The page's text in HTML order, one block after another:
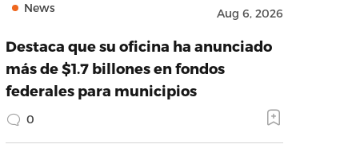
News Aug 6, 2026
Destaca que su oficina ha anunciado
más de $1.7 billones en fondos
federales para municipios
0